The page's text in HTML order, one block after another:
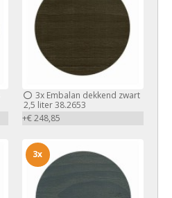
3xEmbalan dekkend zwart
2,5 liter 38.2653
+€ 248,85
3x